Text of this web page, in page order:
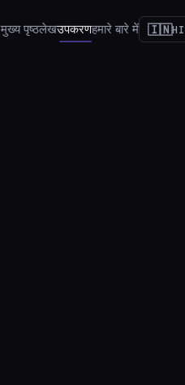
मुख्य पृष्ठलेखउपकरणहमारे बारे में 🇮🇳HI